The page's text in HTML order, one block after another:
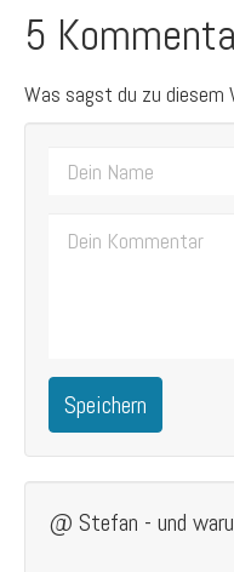
5
Was sagst du zu diesem
Speichern
@ Stefan - und